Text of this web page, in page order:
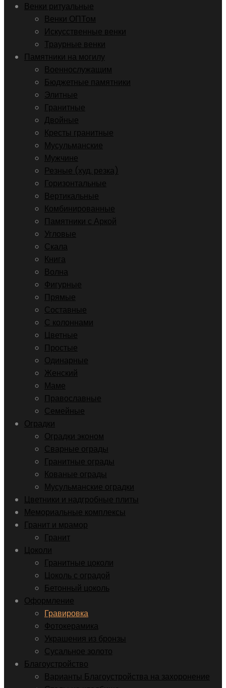
Венки ритуальные
Венки ОПТом
Искусственные венки
Траурные венки
Памятники на могилу
Военнослужащим
Бюджетные памятники
Элитные
Гранитные
Двойные
Кресты гранитные
Мусульманские
Мужчине
Резные (худ. резка)
Горизонтальные
Вертикальные
Комбинированные
Памятники с Аркой
Угловые
Скала
Книга
Волна
Фигурные
Прямые
Составные
С колоннами
Цветные
Простые
Одинарные
Женский
Маме
Православные
Семейные
Оградки
Оградки эконом
Сварные ограды
Гранитные ограды
Кованые ограды
Мусульманские оградки
Цветники и надгробные плиты
Мемориальные комплексы
Гранит и мрамор
Гранит
Цоколи
Гранитные цоколи
Цоколь с оградой
Бетонный цоколь
Оформление
Гравировка
Фотокерамика
Украшения из бронзы
Сусальное золото
Благоустройство
Варианты Благоустройства на захоронение